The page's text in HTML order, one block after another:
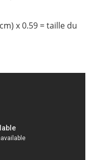
x 0.59 = taille du